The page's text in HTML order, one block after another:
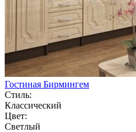
Гостиная Бирмингем
Стиль:
Классический
Цвет:
Светлый